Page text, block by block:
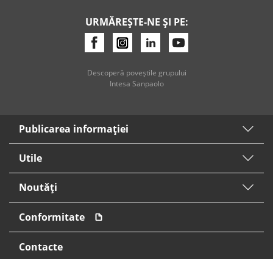
URMĂREȘTE-NE ȘI PE:
Descoperă poveştile grupului
Intesa Sanpaolo
Publicarea informaţiei
Utile
Noutăți
Conformitate
Contacte